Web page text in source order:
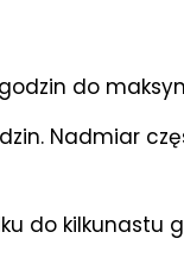
do
Nadmiar
do kilkunastu